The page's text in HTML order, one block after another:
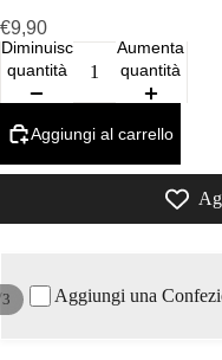
3
€9,90
Diminuisci
quantità
Aumenta
quantità
Aggiungi al carrello
Aggiungi una